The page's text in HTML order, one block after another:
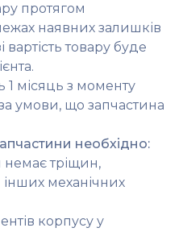
протягом
наявних залишків
товару буде
1 місяць з моменту
умови, що запчастина
необхідно:
немає тріщин,
механічних
корпусу у